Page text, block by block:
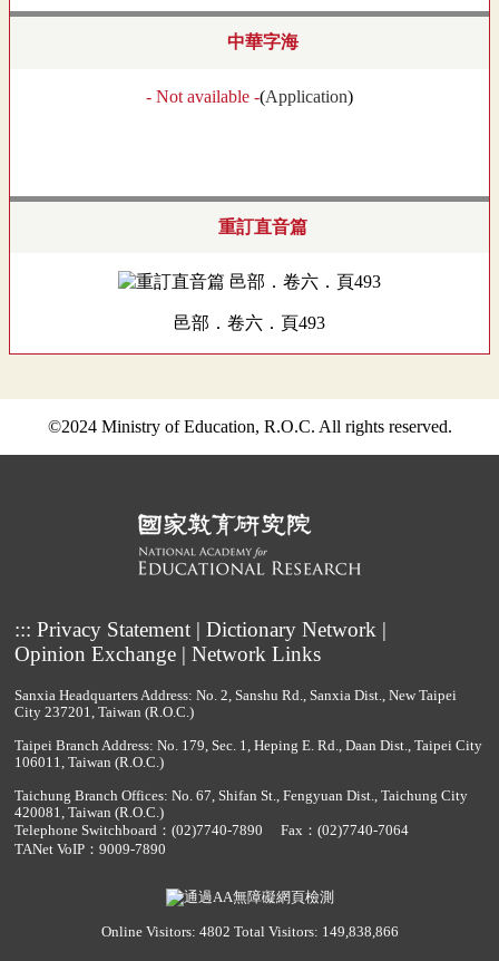
中華字海
- Not available -(Application)
重訂直音篇
邑部．卷六．頁493
©2024 Ministry of Education, R.O.C. All rights reserved.
::: Privacy Statement| Dictionary Network |
Opinion Exchange| Network Links
Sanxia Headquarters Address: No. 2, Sanshu Rd., Sanxia Dist., New Taipei
City 237201, Taiwan (R.O.C.)
Taipei Branch Address: No. 179, Sec. 1, Heping E. Rd., Daan Dist., Taipei City
106011, Taiwan (R.O.C.)
Taichung Branch Offices: No. 67, Shifan St., Fengyuan Dist., Taichung City
420081, Taiwan (R.O.C.)
Telephone Switchboard： (02)7740-7890
Fax：(02)7740-7064
TANet VoIP：9009-7890
Online Visitors: 4802 Total Visitors: 149,838,866